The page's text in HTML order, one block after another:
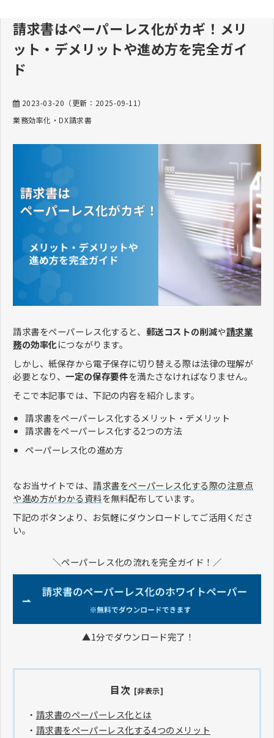
請求書はペーパーレス化がカギ！メリ
ット・デメリットや進め方を完全ガイ
ド
2023-03-20 （更新： 2025-09-11 ）
業務効率化・DX請求書
​​​​​​​請求書をペーパーレス化すると、 郵送コストの削減や請求業
務の効率化につながります。
しかし、紙保存から電子保存に切り替える際は法律の理解が
必要となり、一定の保存要件を満たさなければなりません。
そこで本記事では、下記の内容を紹介します。
請求書をペーパーレス化するメリット・デメリット
請求書をペーパーレス化する2つの方法
ペーパーレス化の進め方
なお当サイトでは、請求書をペーパーレス化する際の注意点
や進め方がわかる資料を無料配布しています。
下記のボタンより、お気軽にダウンロードしてご活用くださ
い。
＼ペーパーレス化の流れを完全ガイド！／
▲1分でダウンロード完了！
目次 [非表示]
・ 請求書のペーパーレス化とは
・ 請求書をペーパーレス化する4つのメリット